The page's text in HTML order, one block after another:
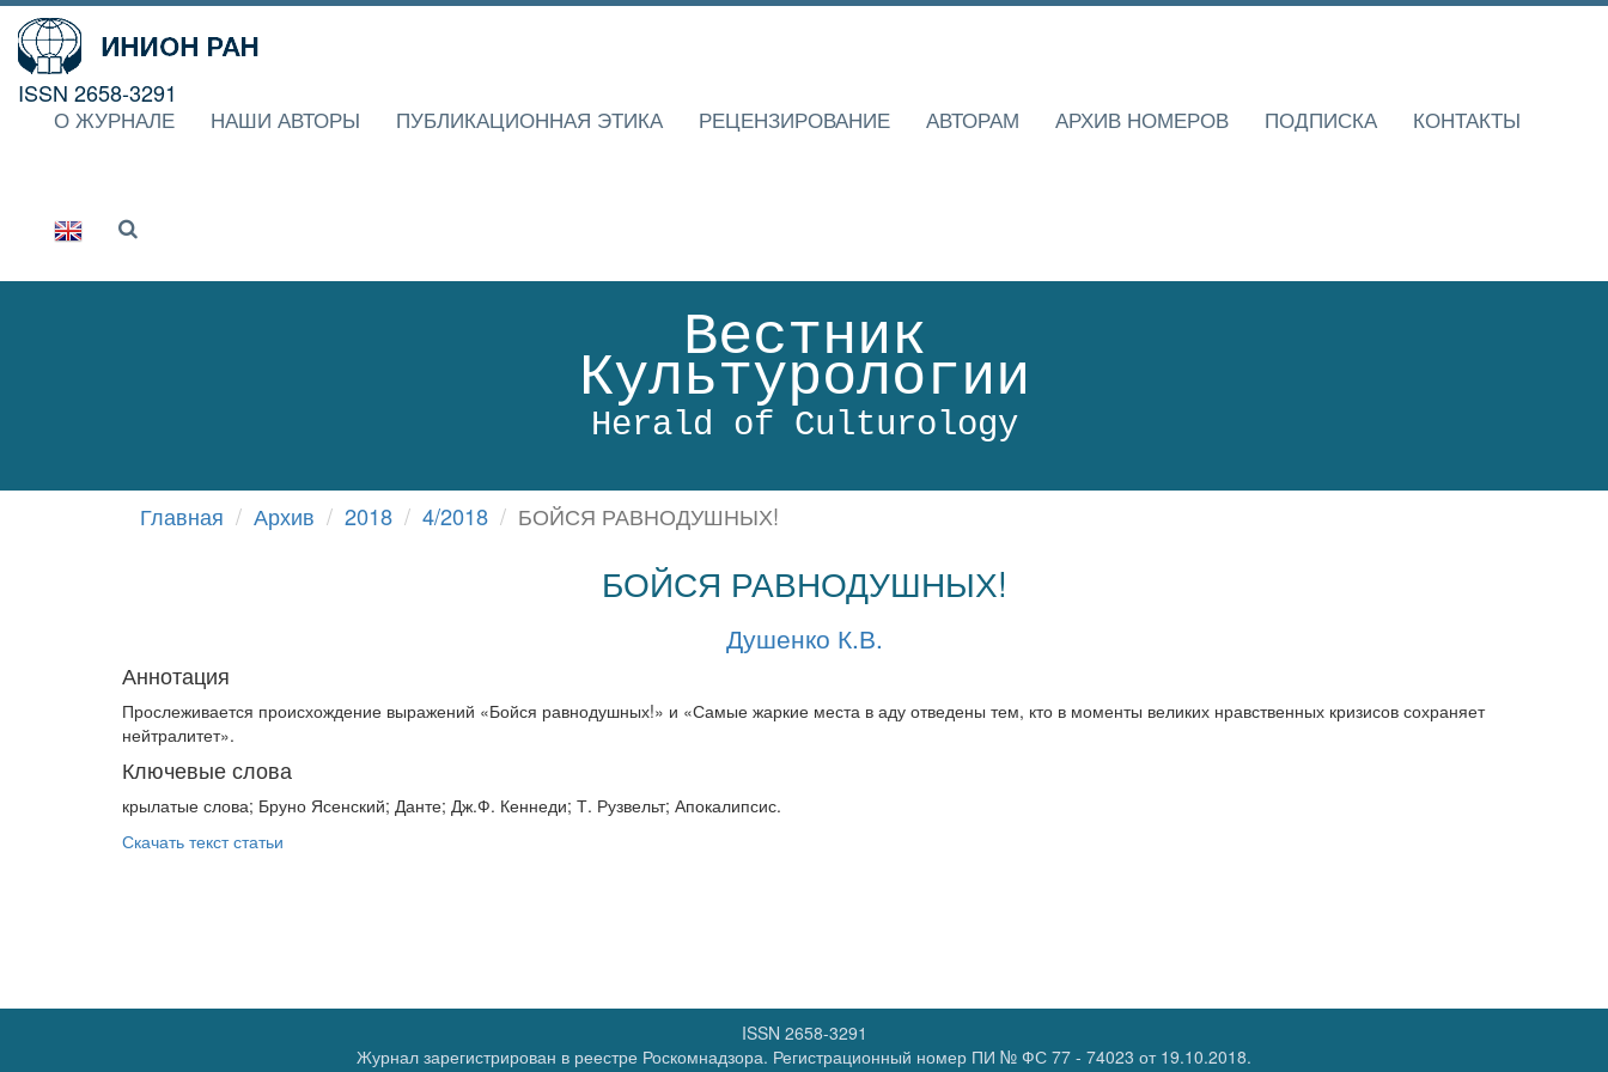
ISSN 2658-3291
О ЖУРНАЛЕ НАШИ АВТОРЫ ПУБЛИКАЦИОННАЯ ЭТИКА РЕЦЕНЗИРОВАНИЕ АВТОРАМ АРХИВ НОМЕРОВ ПОДПИСКА КОНТАКТЫ
Вестник
Культурологии
Herald of Culturology
Главная Архив 2018 4/2018 БОЙСЯ РАВНОДУШНЫХ!
БОЙСЯ РАВНОДУШНЫХ!
Душенко К.В.
Аннотация
Прослеживается происхождение выражений «Бойся равнодушных!» и «Самые жаркие места в аду отведены тем, кто в моменты великих нравственных кризисов сохраняет
нейтралитет».
Ключевые слова
крылатые слова; Бруно Ясенский; Данте; Дж.Ф. Кеннеди; Т. Рузвельт; Апокалипсис.
Скачать текст статьи
ISSN 2658-3291
Журнал зарегистрирован в реестре Роскомнадзора. Регистрационный номер ПИ № ФС 77 - 74023 от 19.10.2018.